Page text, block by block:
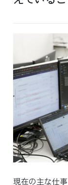
現在の主な仕事